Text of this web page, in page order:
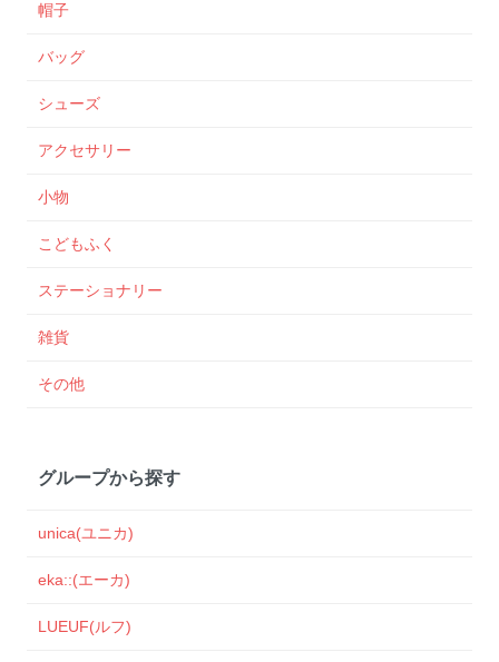
帽子
バッグ
シューズ
アクセサリー
小物
こどもふく
ステーショナリー
雑貨
その他
グループから探す
unica(ユニカ)
eka::(エーカ)
LUEUF(ルフ)